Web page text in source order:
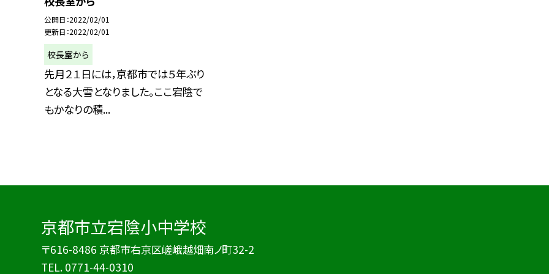
公開日 2022/02/01
更新日 2022/02/01
校長室から
先月２１日には，京都市では５年ぶり
となる大雪となりました。ここ宕陰で
もかなりの積...
京都市立宕陰小中学校
〒616-8486 京都市右京区嵯峨越畑南ノ町32-2
TEL. 0771-44-0310